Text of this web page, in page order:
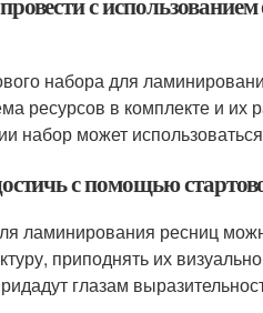
набора для
ресурсов в комплекте и
набор может
с помощью
ламинирования ресниц
приподнять их
глазам